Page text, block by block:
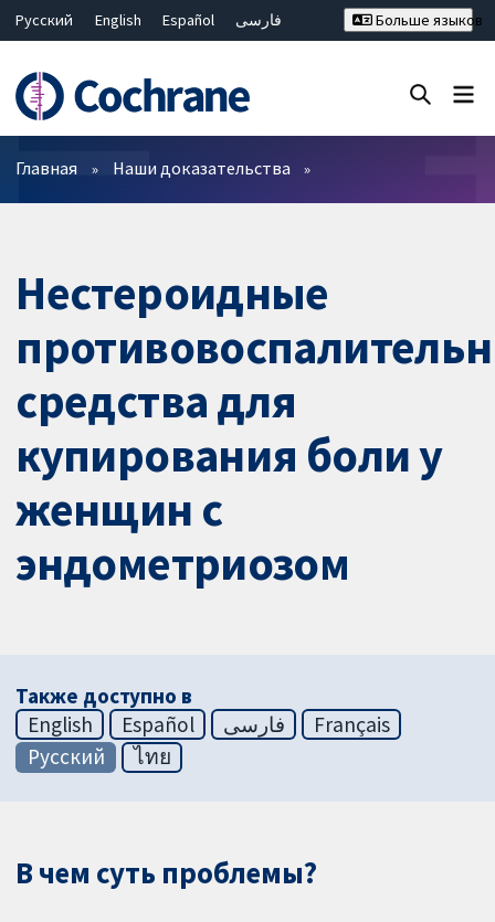
Русский English Español
فارسی
Bahasa Malaysia
ไทย
繁體中文
简体中文
Больше языков
Фильтры
Главная Наши доказательства
Нестероидные
средства для
купирования боли у
женщин с
эндометриозом
Также доступно в
English
Español فارسی
Français
Русский
ไทย
В чем суть проблемы?